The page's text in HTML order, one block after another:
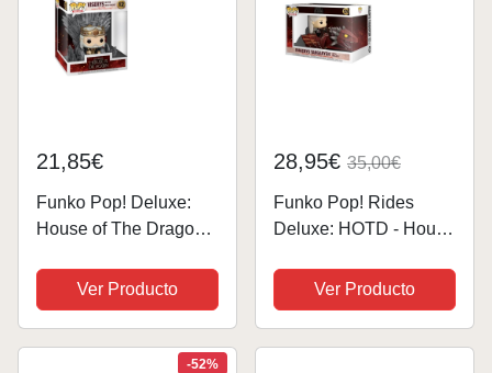
21,85€
Funko Pop! Deluxe:
House of The Dragon -
On Throne - Figura de
Vinilo Coleccionable -
Idea de Regalo-
Mercancia Oficial -
Ver Producto
28,95€ 35,00€
Funko Pop! Rides
Deluxe: HOTD - House
de Vinilo
Coleccionable - Idea
de Regalo- Mercancia
Ver Producto
-52%